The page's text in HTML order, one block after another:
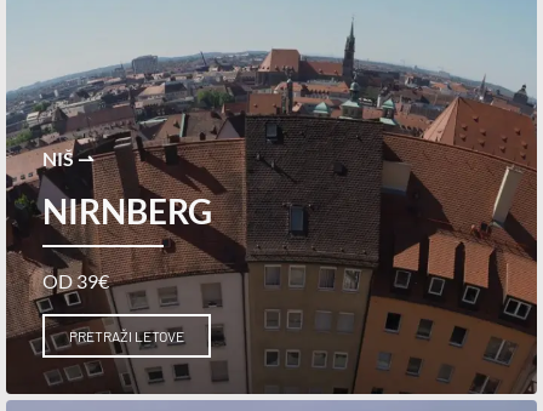
NIŠ ⇀
NIRNBERG
OD 39€
PRETRAŽI LETOVE